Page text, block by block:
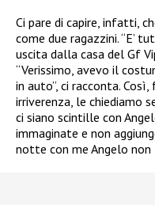
Ci pare di capire, infatti,
come due ragazzini. “E’
uscita dalla casa del Gf
“Verissimo, avevo il
in auto”, ci racconta.
irriverenza, le chiediamo
ci siano scintille con
immaginate e non
notte con me Angelo non